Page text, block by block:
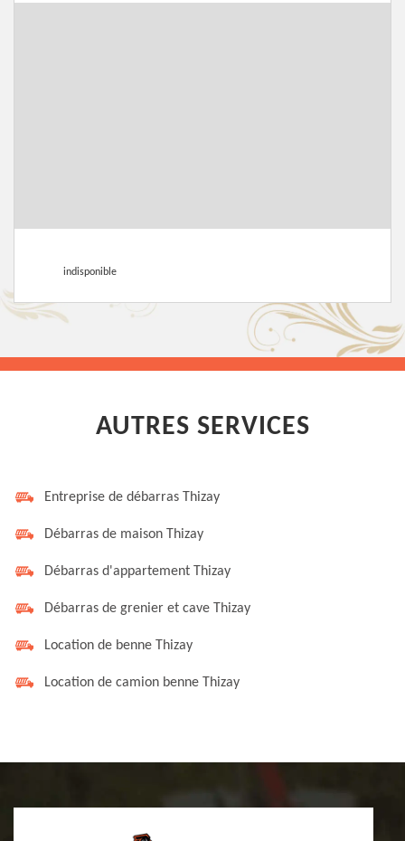
indisponible
AUTRES SERVICES
Entreprise de débarras Thizay
Débarras de maison Thizay
Débarras d'appartement Thizay
Débarras de grenier et cave Thizay
Location de benne Thizay
Location de camion benne Thizay